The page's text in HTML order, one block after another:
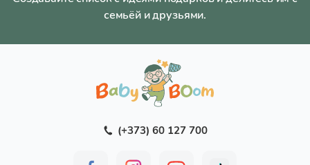
семьёй и друзьями.
(+373) 60 127 700